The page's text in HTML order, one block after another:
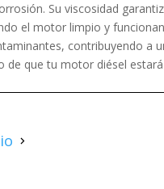
Su viscosidad
el motor limpio y
contribuyendo a
de que tu motor diésel